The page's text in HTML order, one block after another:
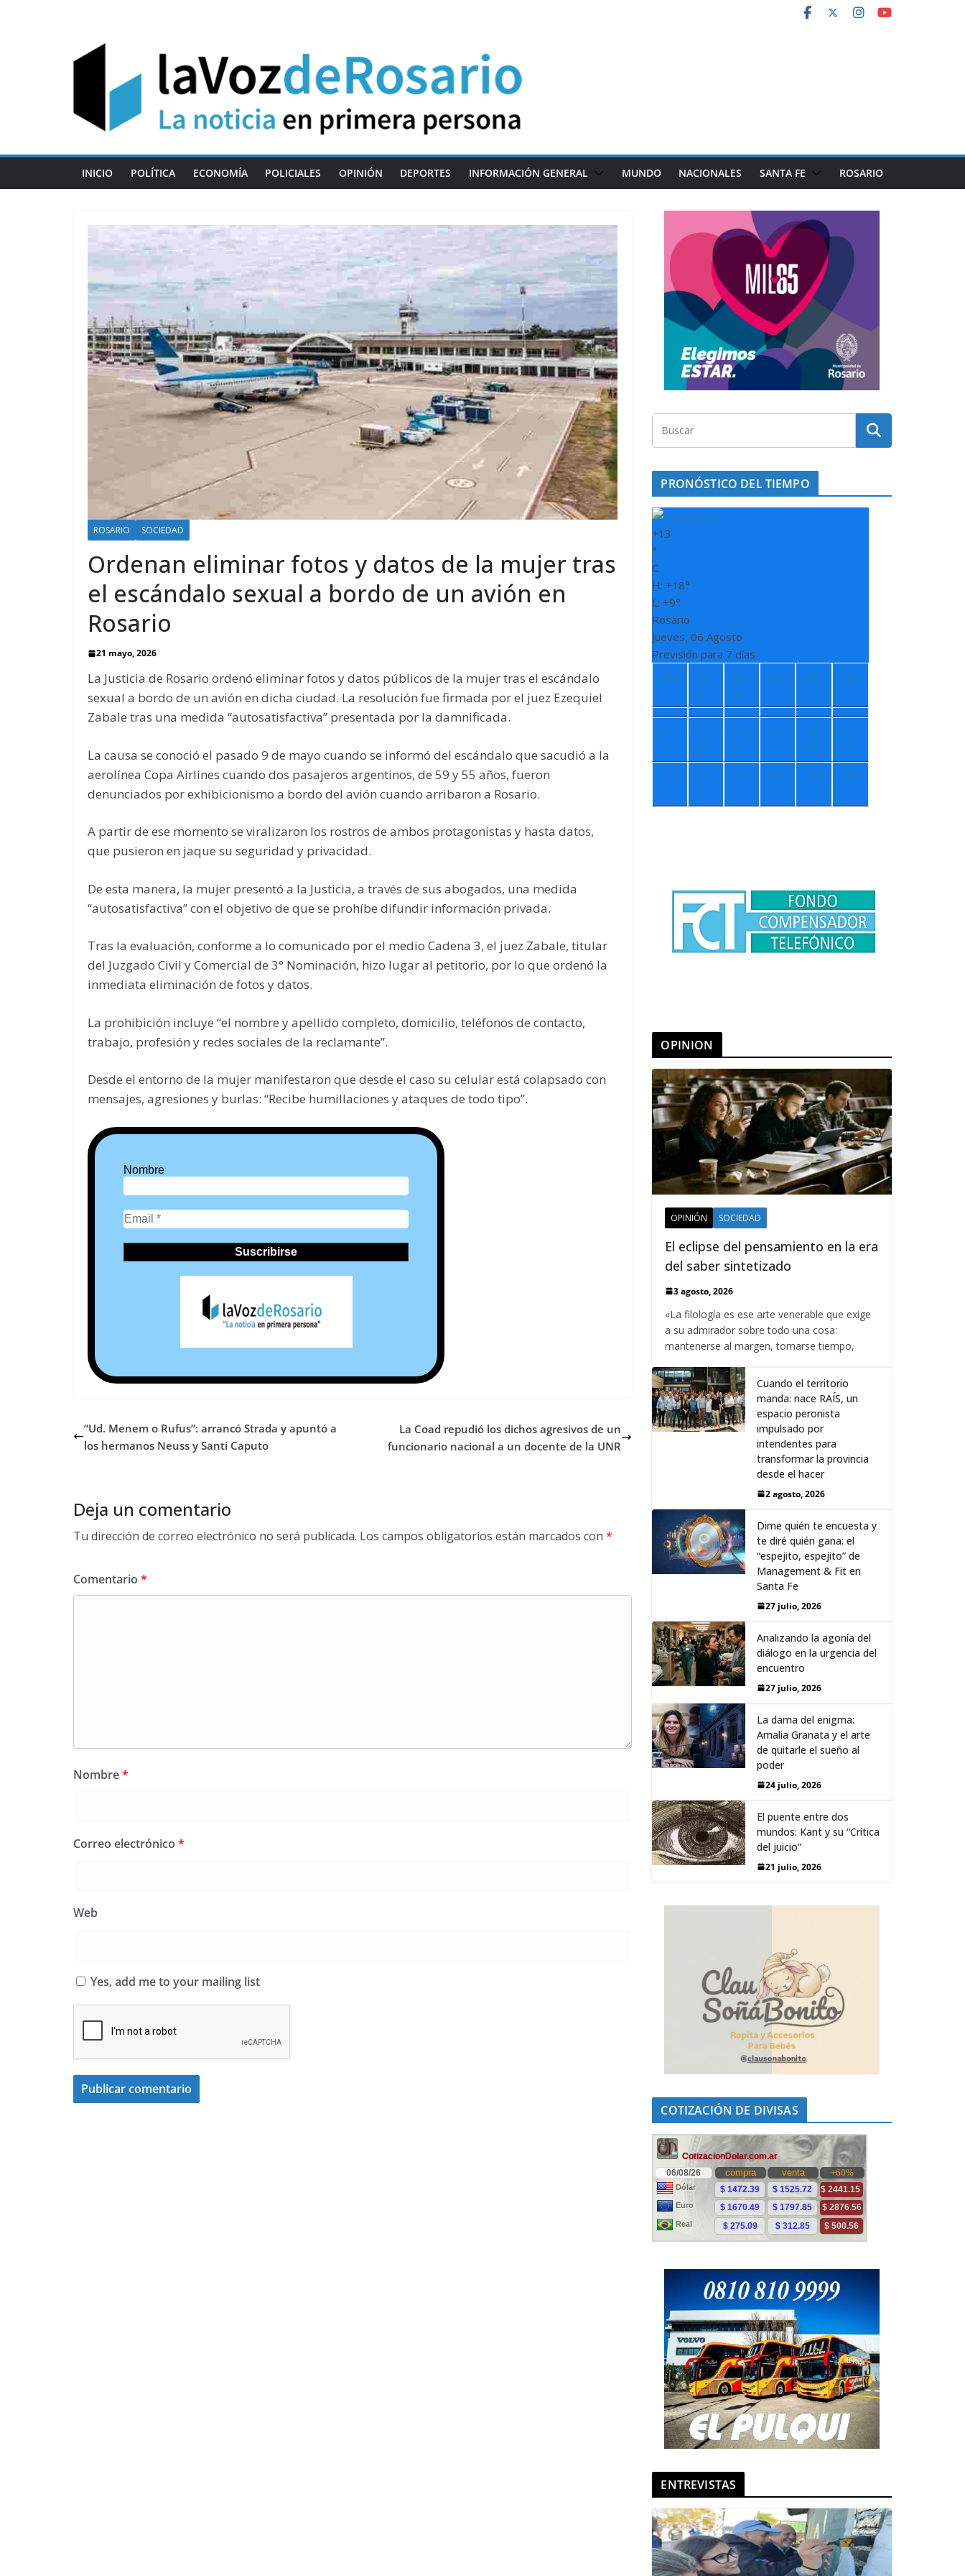
INICIO POLÍTICA ECONOMÍA POLICIALES OPINIÓN DEPORTES INFORMACIÓN GENERAL MUNDO NACIONALES SANTA FE ROSARIO
ROSARIO SOCIEDAD
Ordenan eliminar fotos y datos de la mujer tras
el escándalo sexual a bordo de un avión en
Rosario
21 mayo, 2026
La Justicia de Rosario ordenó eliminar fotos y datos públicos de la mujer tras el escándalo
sexual a bordo de un avión en dicha ciudad. La resolución fue firmada por el juez Ezequiel
Zabale tras una medida “autosatisfactiva” presentada por la damnificada.
La causa se conoció el pasado 9 de mayo cuando se informó del escándalo que sacudió a la
aerolínea Copa Airlines cuando dos pasajeros argentinos, de 59 y 55 años, fueron
denunciados por exhibicionismo a bordo del avión cuando arribaron a Rosario.
A partir de ese momento se viralizaron los rostros de ambos protagonistas y hasta datos,
que pusieron en jaque su seguridad y privacidad.
De esta manera, la mujer presentó a la Justicia, a través de sus abogados, una medida
“autosatisfactiva” con el objetivo de que se prohíbe difundir información privada.
Tras la evaluación, conforme a lo comunicado por el medio Cadena 3, el juez Zabale, titular
del Juzgado Civil y Comercial de 3° Nominación, hizo lugar al petitorio, por lo que ordenó la
inmediata eliminación de fotos y datos.
La prohibición incluye “el nombre y apellido completo, domicilio, teléfonos de contacto,
trabajo, profesión y redes sociales de la reclamante”.
Desde el entorno de la mujer manifestaron que desde el caso su celular está colapsado con
mensajes, agresiones y burlas: “Recibe humillaciones y ataques de todo tipo”.
Nombre
“Ud. Menem o Rufus”: arrancó Strada y apuntó a
los hermanos Neuss y Santi Caputo
La Coad repudió los dichos agresivos de un
funcionario nacional a un docente de la UNR
Deja un comentario
Tu dirección de correo electrónico no será publicada. Los campos obligatorios están marcados con *
Comentario *
Nombre*
Correo electrónico *
Web
Yes, add me to your mailing list
PRONÓSTICO DEL TIEMPO
+13
°
C
H:+18°
L:+9°
Rosario
Jueves, 06 Agosto
Previsión para 7 días
Vie
Sá
b
Do
m
Lun
Ma
r
Mié
+1
4°
+1
4°
+1
5°
+1
3°
+1
4°
+1
3°
+5
°
+6
°
+4
°
+4
°
+4° +6°
OPINION
OPINIÓN SOCIEDAD
El eclipse del pensamiento en la era
del saber sintetizado
3 agosto, 2026
«La filología es ese arte venerable que exige
a su admirador sobre todo una cosa:
mantenerse al margen, tomarse tiempo,
Cuando el territorio
manda: nace RAÍS, un
espacio peronista
impulsado por
intendentes para
transformar la provincia
desde el hacer
2 agosto, 2026
Dime quién te encuesta y
te diré quién gana: el
“espejito, espejito” de
Management & Fit en
Santa Fe
27 julio, 2026
Analizando la agonía del
diálogo en la urgencia del
encuentro
27 julio, 2026
La dama del enigma:
Amalia Granata y el arte
de quitarle el sueño al
poder
24 julio, 2026
El puente entre dos
mundos: Kant y su “Crítica
del juicio”
21 julio, 2026
COTIZACIÓN DE DIVISAS
ENTREVISTAS